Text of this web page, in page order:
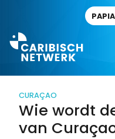
CURAÇAO
Wie wordt
van